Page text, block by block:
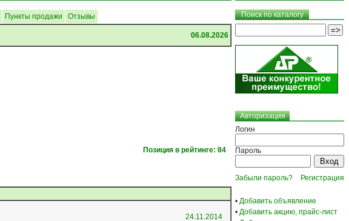
Пункты продажи
Отзывы
06.08.2026
Позиция в рейтинге: 84
24.11.2014
Поиск по каталогу
Авторизация
Логин
Пароль
Забыли пароль? Регистрация
• Добавить объявление
• Добавить акцию, прайс-лист